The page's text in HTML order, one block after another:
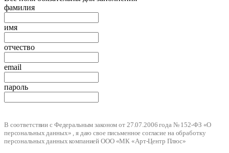
фамилия
имя
отчество
email
пароль
В соответствии с Федеральным законом от 27.07.2006 года № 152-ФЗ «О
персональных данных» , я даю свое письменное согласие на обработку
персональных данных компанией ООО «МК «Арт-Центр Плюс»